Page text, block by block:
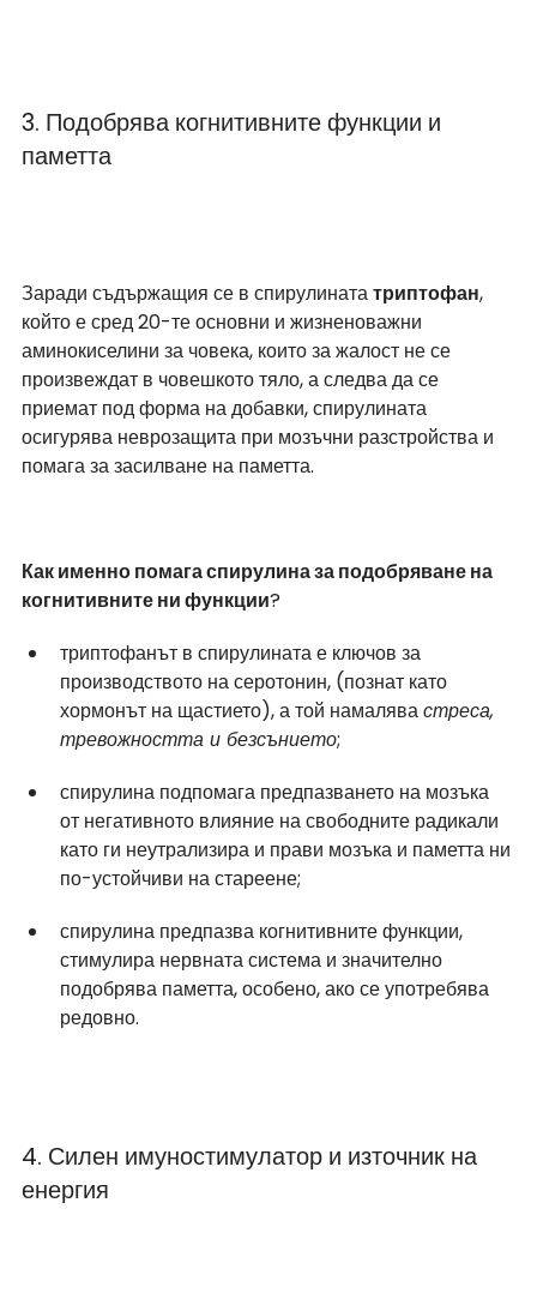
3. Подобрява когнитивните функции и
паметта
Заради съдържащия се в спирулината триптофан,
който е сред 20-те основни и жизненоважни
аминокиселини за човека, които за жалост не се
произвеждат в човешкото тяло, а следва да се
приемат под форма на добавки, спирулината
осигурява неврозащита при мозъчни разстройства и
помага за засилване на паметта.
Как именно помага спирулина за подобряване на
когнитивните ни функции?
триптофанът в спирулината е ключов за
производството на серотонин, (познат като
хормонът на щастието), а той намалява стреса,
тревожността и безсънието;
спирулина подпомага предпазването на мозъка
от негативното влияние на свободните радикали
като ги неутрализира и прави мозъка и паметта ни
по-устойчиви на стареене;
спирулина предпазва когнитивните функции,
стимулира нервната система и значително
подобрява паметта, особено, ако се употребява
редовно.
4. Силен имуностимулатор и източник на
енергия